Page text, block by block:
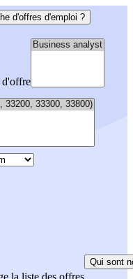
d'offres d'emploi ?
d'offre
la liste des offres
Qui sont